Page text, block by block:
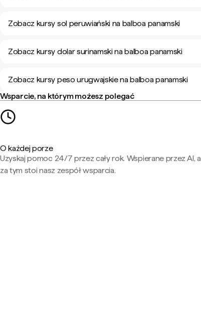
Zobacz kursy sol peruwiański na balboa panamski
Zobacz kursy dolar surinamski na balboa panamski
Zobacz kursy peso urugwajskie na balboa panamski
Wsparcie, na którym możesz polegać
O każdej porze
Uzyskaj pomoc 24/7 przez cały rok. Wspierane przez AI, a
za tym stoi nasz zespół wsparcia.